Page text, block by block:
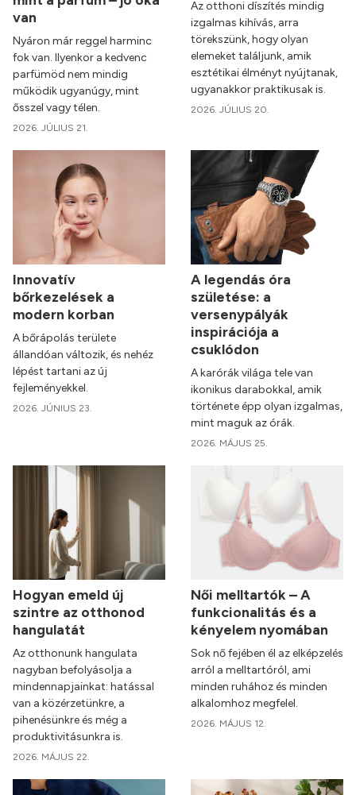
van
Nyáron már reggel harminc
fok van. Ilyenkor a kedvenc
parfümöd nem mindig
működik ugyanúgy, mint
ősszel vagy télen.
2026. JÚLIUS 21.
Az otthoni díszítés mindig
izgalmas kihívás, arra
törekszünk, hogy olyan
elemeket találjunk, amik
esztétikai élményt nyújtanak,
ugyanakkor praktikusak is.
2026. JÚLIUS 20.
Innovatív
bőrkezelések a
modern korban
A bőrápolás területe
állandóan változik, és nehéz
lépést tartani az új
fejleményekkel.
2026. JÚNIUS 23.
A legendás óra
születése: a
versenypályák
inspirációja a
csuklódon
A karórák világa tele van
ikonikus darabokkal, amik
története épp olyan izgalmas,
mint maguk az órák.
2026. MÁJUS 25.
Hogyan emeld új
szintre az otthonod
hangulatát
Az otthonunk hangulata
nagyban befolyásolja a
mindennapjainkat: hatással
van a közérzetünkre, a
pihenésünkre és még a
produktivitásunkra is.
2026. MÁJUS 22.
Női melltartók – A
funkcionalitás és a
kényelem nyomában
Sok nő fejében él az elképzelés
arról a melltartóról, ami
minden ruhához és minden
alkalomhoz megfelel.
2026. MÁJUS 12.